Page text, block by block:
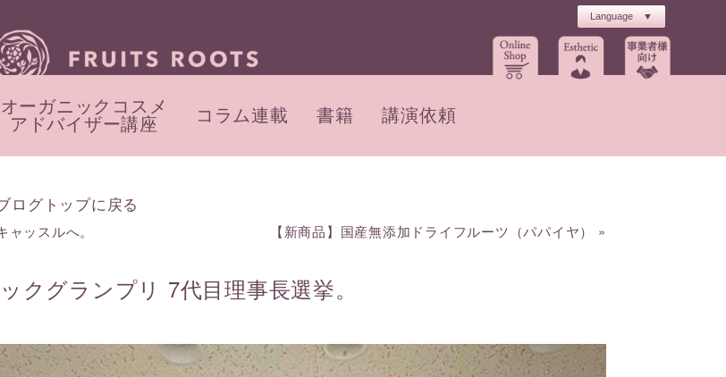
オーガニックコスメ
アドバイザー講座 コラム連載 書籍 講演依頼
ログトップに戻る
ッスルへ。 【新商品】国産無添加ドライフルーツ（パパイヤ） »
クグランプリ 7代目理事長選挙。